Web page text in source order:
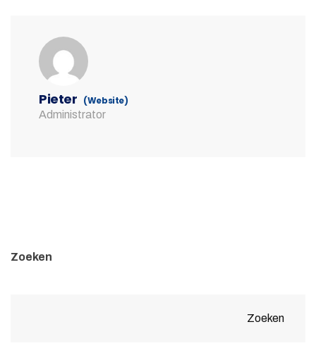
Pieter (Website)
Administrator
Zoeken
Zoeken